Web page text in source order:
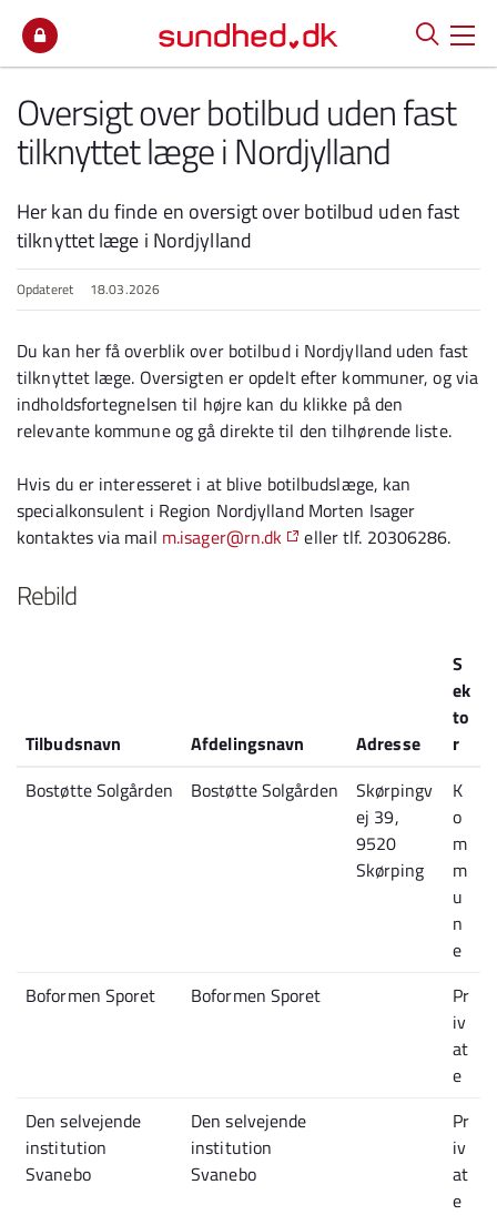
Oversigt over botilbud uden fast
tilknyttet læge i Nordjylland
Her kan du finde en oversigt over botilbud uden fast
tilknyttet læge i Nordjylland
Opdateret 18.03.2026
Du kan her få overblik over botilbud i Nordjylland uden fast
tilknyttet læge. Oversigten er opdelt efter kommuner, og via
indholdsfortegnelsen til højre kan du klikke på den
relevante kommune og gå direkte til den tilhørende liste.
Hvis du er interesseret i at blive botilbudslæge, kan
specialkonsulent i Region Nordjylland Morten Isager
kontaktes via mail m.isager@rn.dk eller tlf. 20306286.
Rebild
Tilbudsnavn Afdelingsnavn Adresse
S
ek
to
r
Bostøtte Solgården
Bostøtte Solgården
Skørpingv
ej 39,
9520
Skørping
K
o
m
m
u
n
e
Boformen Sporet
Boformen Sporet
Pr
iv
at
e
Den selvejende
institution
Svanebo
Den selvejende
institution
Svanebo
Pr
iv
at
e